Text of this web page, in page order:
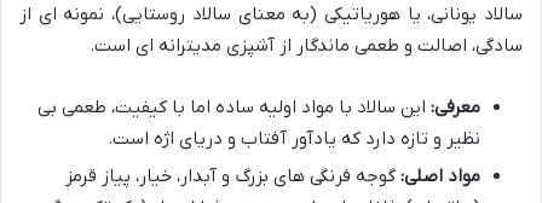
سالاد یونانی، یا هوریاتیکی (به معنای سالاد روستایی)، نمونه ای از
سادگی، اصالت و طعمی ماندگار از آشپزی مدیترانه ای است.
معرفی: این سالاد با مواد اولیه ساده اما با کیفیت، طعمی بی
نظیر و تازه دارد که یادآور آفتاب و دریای اژه است.
مواد اصلی: گوجه فرنگی های بزرگ و آبدار، خیار، پیاز قرمز